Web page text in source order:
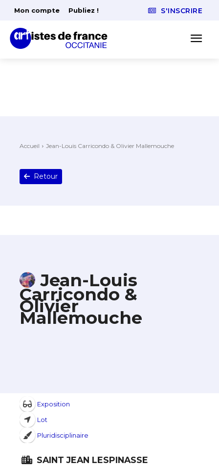
Mon compte Publiez ! S'INSCRIRE
Accueil Jean-Louis Carricondo & Olivier Mallemouche
Retour
Jean-Louis
Carricondo &
Olivier
Mallemouche
Exposition
Lot
Pluridisciplinaire
SAINT JEAN LESPINASSE